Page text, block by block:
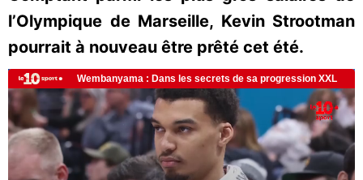
l’Olympique de Marseille, Kevin Strootman
pourrait à nouveau être prêté cet été.